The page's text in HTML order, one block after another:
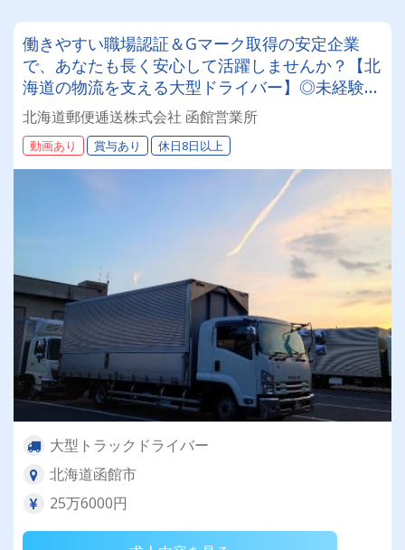
働きやすい職場認証＆Gマーク取得の安定企業
で、あなたも長く安心して活躍しませんか？【北
海道の物流を支える大型ドライバー】◎未経験歓
迎◎残業月平均8～9時間◎賞与年3回（昨年度実
績：計4.05ヶ月分）◎カゴ台車メイン
北海道郵便逓送株式会社 函館営業所
動画あり 賞与あり 休日8日以上
大型トラックドライバー
北海道函館市
25万6000円